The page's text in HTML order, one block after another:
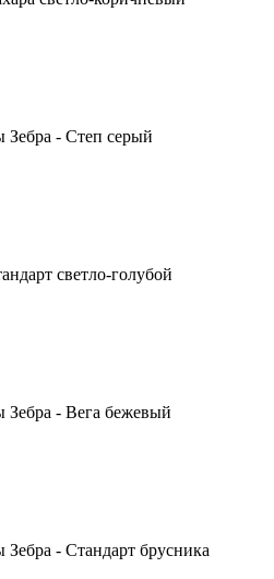
- Степ серый
светло-голубой
- Вега бежевый
- Стандарт брусника